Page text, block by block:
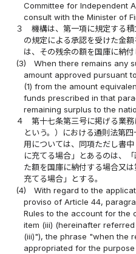
Committee for Independent
consult with the Minister of
３
機構は、第一項に規定する
の規定による承認を受けた金
は、その残余の額を国庫に納付
(3)
When there remains any
amount approved pursuant
(1) from the amount
funds prescribed in that
remaining surplus to the
４
第十七条第三号に掲げる業
という。）における通則法第
用については、同項ただし書
に充てる場合」とあるのは、
た額を国庫に納付する場合又
充てる場合」とする。
(4)
With regard to the
proviso of Article 44,
Rules to the account for the
item (iii) (hereinafter
(iii)"), the phrase "when the
appropriated for the